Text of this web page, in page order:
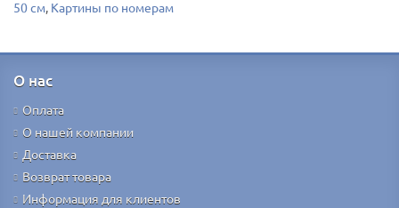
50 см, Картины по номерам
О нас
Оплата
О нашей компании
Доставка
Возврат товара
Информация для клиентов